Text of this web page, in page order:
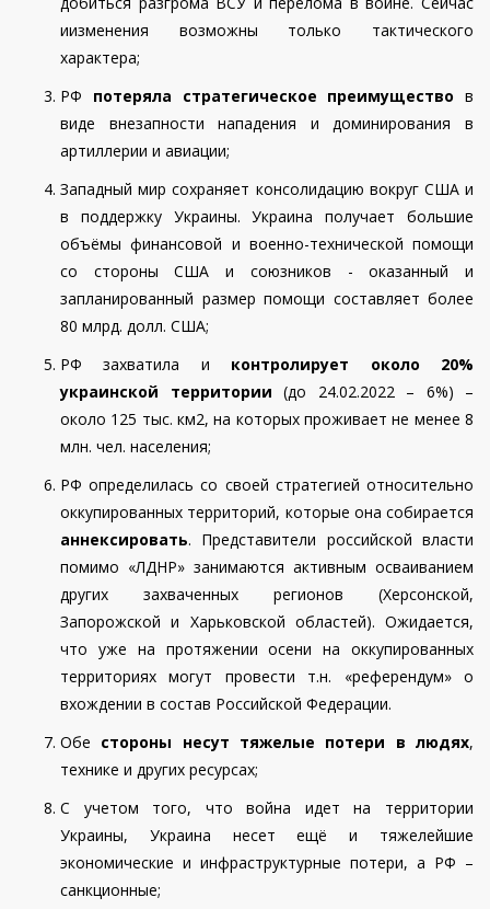
иизменения возможны только тактического
характера;
РФ потеряла стратегическое преимущество в
виде внезапности нападения и доминирования в
артиллерии и авиации;
Западный мир сохраняет консолидацию вокруг США и
в поддержку Украины. Украина получает большие
объёмы финансовой и военно-технической помощи
со стороны США и союзников - оказанный и
запланированный размер помощи составляет более
80 млрд. долл. США;
РФ захватила и контролирует около 20%
украинской территории (до 24.02.2022 – 6%) –
около 125 тыс. км2, на которых проживает не менее 8
млн. чел. населения;
РФ определилась со своей стратегией относительно
оккупированных территорий, которые она собирается
аннексировать. Представители российской власти
помимо «ЛДНР» занимаются активным осваиванием
других захваченных регионов (Херсонской,
Запорожской и Харьковской областей). Ожидается,
что уже на протяжении осени на оккупированных
территориях могут провести т.н. «референдум» о
вхождении в состав Российской Федерации.
Обе стороны несут тяжелые потери в людях,
технике и других ресурсах;
С учетом того, что война идет на территории
Украины, Украина несет ещё и тяжелейшие
экономические и инфраструктурные потери, а РФ –
санкционные;